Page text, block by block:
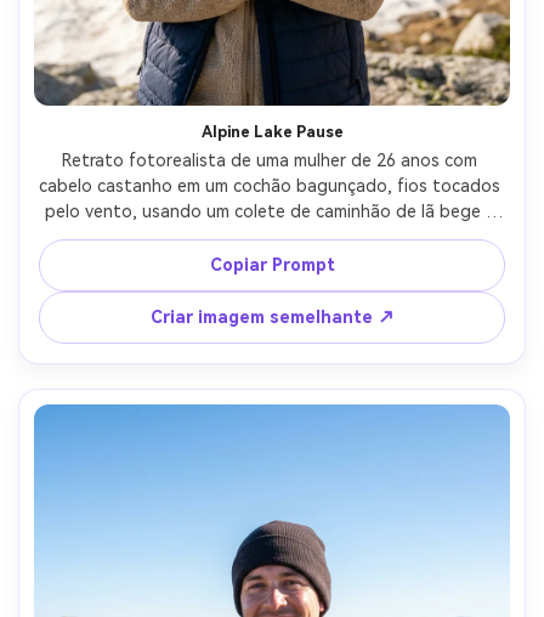
Alpine Lake Pause
Retrato fotorealista de uma mulher de 26 anos com
cabelo castanho em um cochão bagunçado, fios tocados
pelo vento, usando um colete de caminhão de lã bege e
azul, segurando uma garrafa de água de metal perto de
seu peito, costa de lago alpino com manchas de neve e
granito atrás, luz matinal nítida com iluminação lateral
suave, Nikon Z8, 85mm f/1.8, composição limpa com lago
como desfoque suave, moldura de meio-tiro, humor
satisfeito relaxado, pele realista, destaques naturais,
clareza editorial, alta resolução-AR 4:5
Copiar Prompt
Criar imagem semelhante ↗